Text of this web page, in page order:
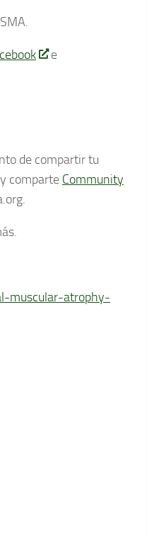
e
de compartir tu
comparte Community
muscular-atrophy-